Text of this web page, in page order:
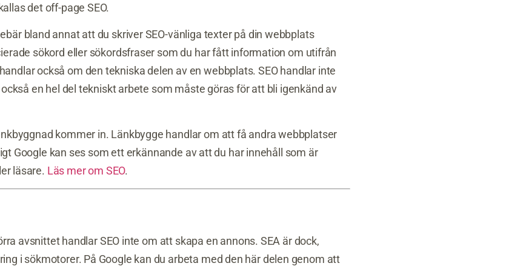
det off-page SEO.
bland annat att du skriver SEO-vänliga texter på din webbplats
sökord eller sökordsfraser som du har fått information om utifrån
också om den tekniska delen av en webbplats. SEO handlar inte
en hel del tekniskt arbete som måste göras för att bli igenkänd av
kommer in. Länkbygge handlar om att få andra webbplatser
Google kan ses som ett erkännande av att du har innehåll som är
läsare. Läs mer om SEO.
avsnittet handlar SEO inte om att skapa en annons. SEA är dock,
i sökmotorer. På Google kan du arbeta med den här delen genom att